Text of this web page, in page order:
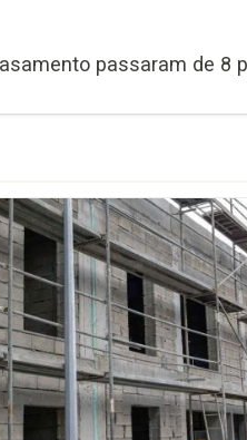
passaram de 8